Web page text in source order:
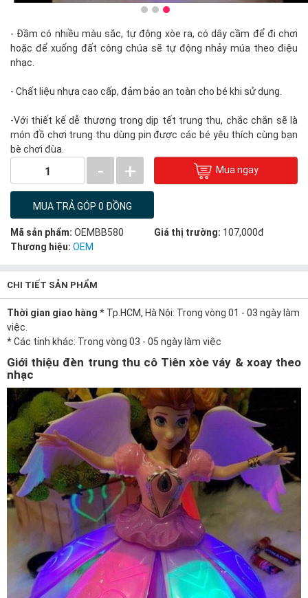
- Đầm có nhiều màu sắc, tự động xòe ra, có dây cầm để đi chơi
hoặc để xuống đất công chúa sẽ tự động nhảy múa theo điệu
nhạc.
- Chất liệu nhựa cao cấp, đảm bảo an toàn cho bé khi sử dụng.
-Với thiết kế dễ thương trong dịp tết trung thu, chắc chắn sẽ là
món đồ chơi trung thu dùng pin được các bé yêu thích cùng bạn
bè chơi đùa.
1 - + Mua ngay
MUA TRẢ GÓP 0 ĐỒNG
Mã sản phẩm: OEMBB580 Giá thị trường: 107,000đ
Thương hiệu: OEM
CHI TIẾT SẢN PHẨM
Thời gian giao hàng * Tp.HCM, Hà Nội: Trong vòng 01 - 03 ngày làm
việc.
* Các tỉnh khác: Trong vòng 03 - 05 ngày làm việc
Giới thiệu đèn trung thu cô Tiên xòe váy & xoay theo
nhạc